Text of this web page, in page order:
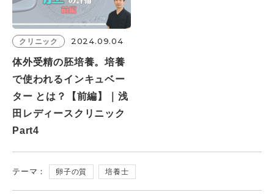
クリニック 2024.09.04
体外受精の胚培養。培養
で使われるインキュベー
ター とは？【前編】｜浅
田レディースクリニック
Part4
テーマ： 卵子の質 培養士